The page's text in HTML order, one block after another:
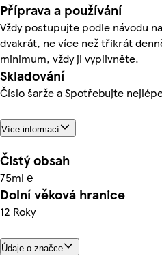
Příprava a používání
Vždy postupujte podle návodu
dvakrát, ne více než třikrát
minimum, vždy ji vyplivněte.
Skladování
Číslo šarže a Spotřebujte
Více informací
Čistý obsah
75ml ℮
Dolní věková hranice
12 Roky
Údaje o značce